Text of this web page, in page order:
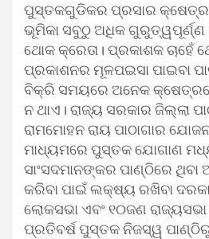
ପୁସ୍ତକଗୁଡିକର ପ୍ରସାର
ଭୂମିକା ସବୁଠୁ ଅଧିକ
ଥୋକ କ୍ରେତା। ପ୍ରକାଶକ ଚାହେଁ
ପ୍ରକାଶନର ମୂଳପଇସା ପାଇବା
ବିକ୍ରି ସମୟରେ ଅନେକ
ନ ଥାଏ। ରାଜ୍ୟ ସରକାର ଜିଲ୍ଲା
ରାମମୋହନ ରାୟ ପାଠାଗାର
ମାଧ୍ୟମରେ ପୁସ୍ତକ ଯୋଗାଣ
ସାଂସଦମାନଙ୍କର ପାଣ୍ଠିରେ
କରିବା ପାଇଁ ଲକ୍ଷ୍ୟ ରଖିବା
ଲୋକସଭା ଏବଂ ୧୦ଜଣ ରାଜ୍ୟସଭା
ପ୍ରତିବର୍ଷ ପୁସ୍ତକ ନିଜସ୍ୱ